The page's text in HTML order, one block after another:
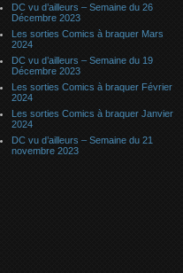
DC vu d’ailleurs – Semaine du 26
Décembre 2023
Les sorties Comics à braquer Mars
2024
DC vu d’ailleurs – Semaine du 19
Décembre 2023
Les sorties Comics à braquer Février
2024
Les sorties Comics à braquer Janvier
2024
DC vu d’ailleurs – Semaine du 21
novembre 2023